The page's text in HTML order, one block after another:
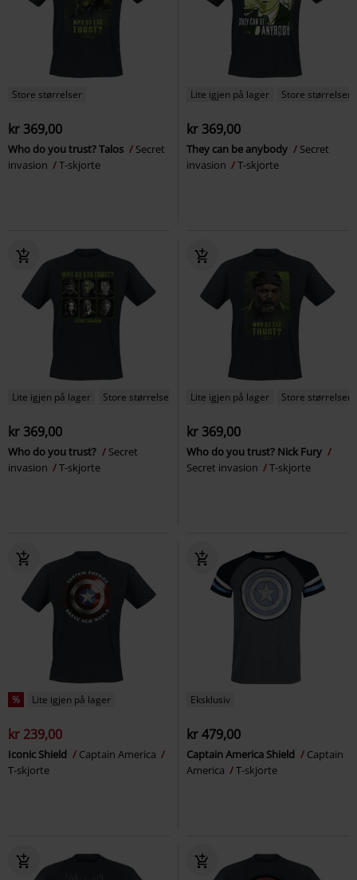
Store størrelser
kr 369,00
Who do you trust? Talos
Secret
invasion
T-skjorte
Lite igjen på lager Store størrelser
kr 369,00
They can be anybody
Secret
invasion
T-skjorte
Lite igjen på lager Store størrelser
kr 369,00
Who do you trust?
Secret
invasion
T-skjorte
Lite igjen på lager Store størrelser
kr 369,00
Who do you trust? Nick Fury
Secret invasion
T-skjorte
% Lite igjen på lager
kr 239,00
Iconic Shield
Captain America
T-skjorte
Eksklusiv
kr 479,00
Captain America Shield
Captain
America
T-skjorte